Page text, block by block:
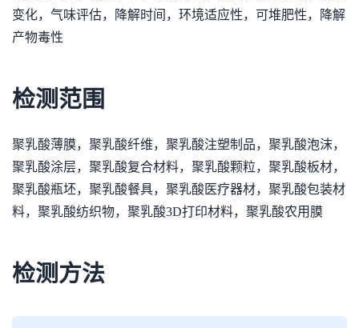
变化，气味评估，降解时间，环境适应性，可堆肥性，降解
产物毒性
检测范围
聚乳酸薄膜，聚乳酸纤维，聚乳酸注塑制品，聚乳酸泡沫，
聚乳酸涂层，聚乳酸复合材料，聚乳酸颗粒，聚乳酸板材，
聚乳酸瓶坯，聚乳酸餐具，聚乳酸医疗器材，聚乳酸包装材
料，聚乳酸纺织物，聚乳酸3D打印材料，聚乳酸农用膜
检测方法